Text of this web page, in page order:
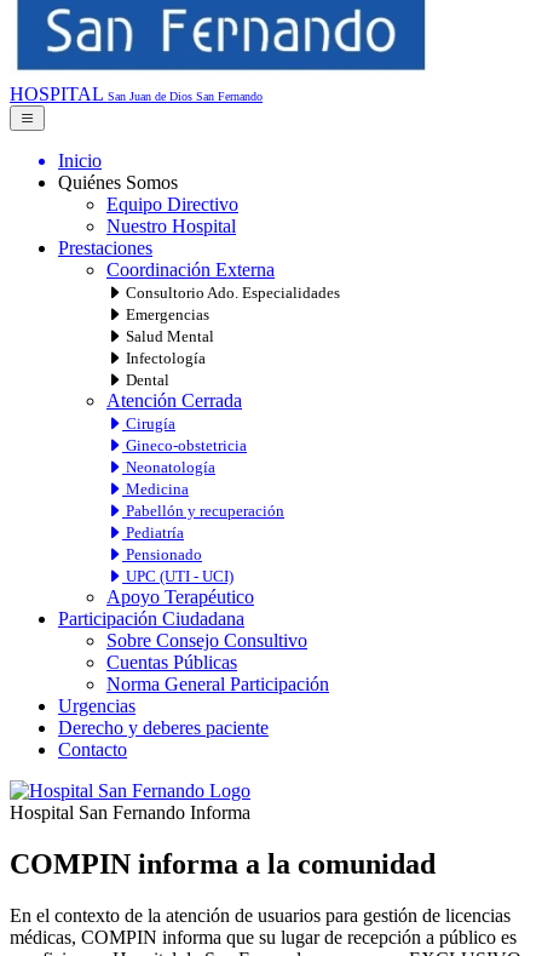
HOSPITAL San Juan de Dios San Fernando
Inicio
Quiénes Somos
Equipo Directivo
Nuestro Hospital
Prestaciones
Coordinación Externa
Consultorio Ado. Especialidades
Emergencias
Salud Mental
Infectología
Dental
Atención Cerrada
Cirugía
Gineco-obstetricia
Neonatología
Medicina
Pabellón y recuperación
Pediatría
Pensionado
UPC (UTI - UCI)
Apoyo Terapéutico
Participación Ciudadana
Sobre Consejo Consultivo
Cuentas Públicas
Norma General Participación
Urgencias
Derecho y deberes paciente
Contacto
Hospital San Fernando Informa
COMPIN informa a la comunidad
En el contexto de la atención de usuarios para gestión de licencias
médicas, COMPIN informa que su lugar de recepción a público es